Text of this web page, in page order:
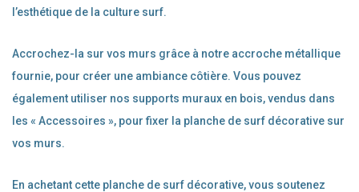
l’esthétique de la culture surf.
Accrochez-la sur vos murs grâce à notre accroche métallique
fournie, pour créer une ambiance côtière. Vous pouvez
également utiliser nos supports muraux en bois, vendus dans
les « Accessoires », pour fixer la planche de surf décorative sur
vos murs.
En achetant cette planche de surf décorative, vous soutenez